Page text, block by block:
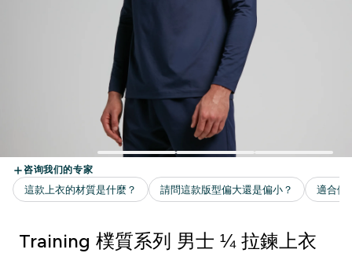
Training 樸質系列 男士 ¼ 拉鍊上衣